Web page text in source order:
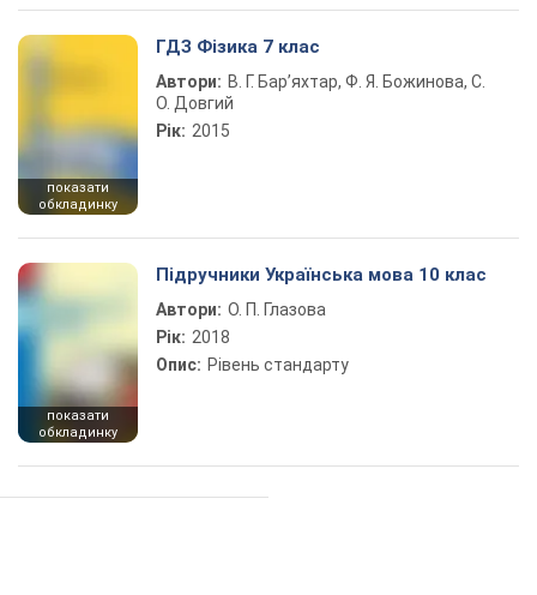
показати
обкладинку
ГДЗ Фізика 7 клас
Автори: В. Г. Бар’яхтар, Ф. Я. Божинова, С.
О. Довгий
Рік: 2015
показати
обкладинку
Підручники Українська мова 10 клас
Автори: О. П. Глазова
Рік: 2018
Опис: Рівень стандарту